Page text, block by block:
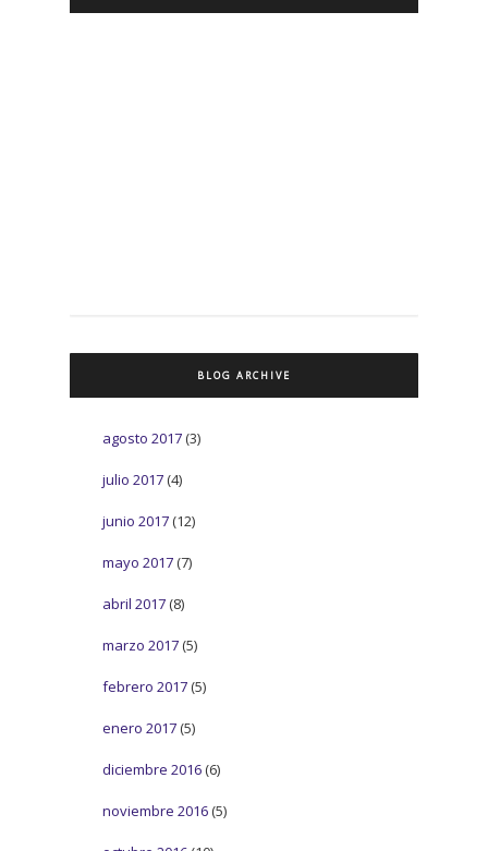
BLOG ARCHIVE
agosto 2017 (3)
julio 2017 (4)
junio 2017 (12)
mayo 2017 (7)
abril 2017 (8)
marzo 2017 (5)
febrero 2017 (5)
enero 2017 (5)
diciembre 2016 (6)
noviembre 2016 (5)